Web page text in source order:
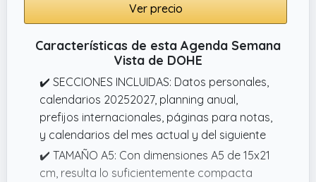
Ver precio
Características de esta Agenda Semana
Vista de DOHE
✔️ SECCIONES INCLUIDAS: Datos personales,
calendarios 20252027, planning anual,
prefijos internacionales, páginas para notas,
y calendarios del mes actual y del siguiente
✔️ TAMAÑO A5: Con dimensiones A5 de 15x21
cm, resulta lo suficientemente compacta